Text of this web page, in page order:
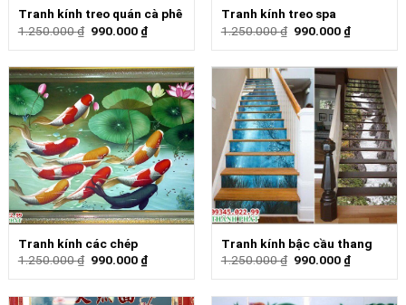
Tranh kính treo quán cà phê
1.250.000₫ 990.000 ₫
Tranh kính treo spa
1.250.000₫ 990.000 ₫
Tranh kính các chép
1.250.000₫ 990.000 ₫
Tranh kính bậc cầu thang
1.250.000₫ 990.000 ₫